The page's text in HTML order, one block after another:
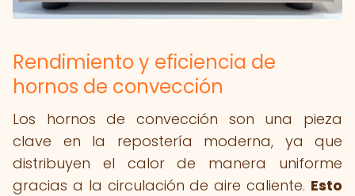
Rendimiento y eficiencia de
hornos de convección
Los hornos de convección son una pieza
clave en la repostería moderna, ya que
distribuyen el calor de manera uniforme
gracias a la circulación de aire caliente. Esto